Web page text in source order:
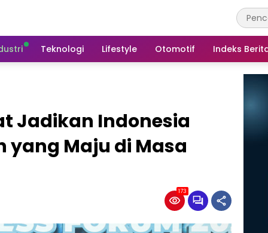
Teknologi Lifestyle Otomotif Indeks
Jadikan Indonesia
yang Maju di Masa
173